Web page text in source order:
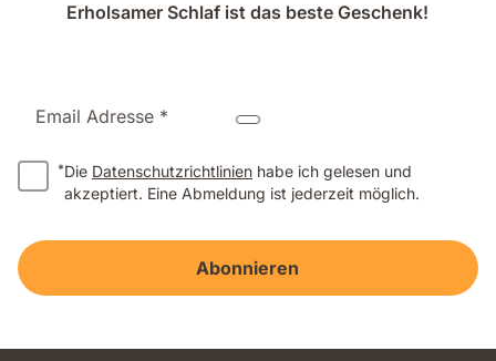
Erholsamer Schlaf ist das beste Geschenk!
Email Adresse *
*Die Datenschutzrichtlinien habe ich gelesen und
akzeptiert. Eine Abmeldung ist jederzeit möglich.
Abonnieren